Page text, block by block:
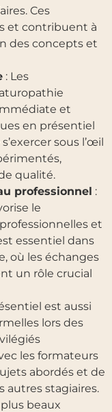
Ces
et contribuent à
des concepts et
: Les
et
en présentiel
sous l’œil
qualité.
professionnel :
le
et
essentiel dans
où les échanges
un rôle crucial
est aussi
lors des
les formateurs
abordés et de
autres stagiaires.
beaux